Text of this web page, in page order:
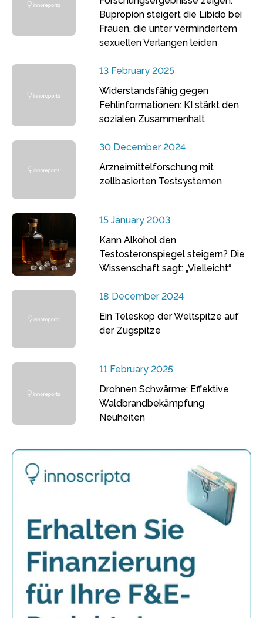
Bupropion steigert die Libido bei
Frauen, die unter vermindertem
sexuellen Verlangen leiden
13 February 2025
Widerstandsfähig gegen
Fehlinformationen: KI stärkt den
sozialen Zusammenhalt
30 December 2024
Arzneimittelforschung mit
zellbasierten Testsystemen
15 January 2003
Kann Alkohol den
Testosteronspiegel steigern? Die
Wissenschaft sagt: „Vielleicht“
18 December 2024
Ein Teleskop der Weltspitze auf
der Zugspitze
11 February 2025
Drohnen Schwärme: Effektive
Waldbrandbekämpfung
Neuheiten